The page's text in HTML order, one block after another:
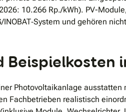
10.266 Rp./kWh). PV-
und gehören
Photovoltaikanlage
Fachbetrieben realistisch